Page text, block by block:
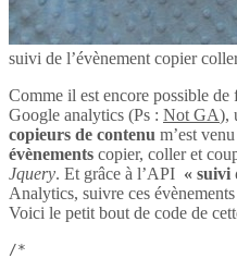
suivi de l’évènement copier
Comme il est encore possible de
Google analytics (Ps : Not GA),
copieurs de contenu m’est
évènements copier, coller et
Jquery. Et grâce à l’API « suivi
Analytics, suivre ces
Voici le petit bout de code de
/*